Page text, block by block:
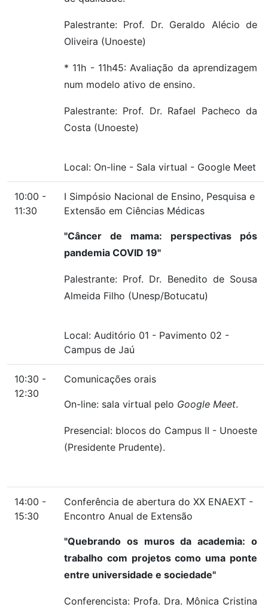
Palestrante: Prof. Dr. Geraldo Alécio de
Oliveira (Unoeste)
* 11h - 11h45: Avaliação da aprendizagem
num modelo ativo de ensino.
Palestrante: Prof. Dr. Rafael Pacheco da
Costa (Unoeste)
Local: On-line - Sala virtual - Google Meet
10:00 -
11:30
I Simpósio Nacional de Ensino, Pesquisa e
Extensão em Ciências Médicas
"Câncer de mama: perspectivas pós
pandemia COVID 19"
Palestrante: Prof. Dr. Benedito de Sousa
Almeida Filho (Unesp/Botucatu)
Local: Auditório 01 - Pavimento 02 -
Campus de Jaú
10:30 -
12:30
Comunicações orais
On-line: sala virtual pelo Google Meet.
Presencial: blocos do Campus II - Unoeste
(Presidente Prudente).
14:00 -
15:30
Conferência de abertura do XX ENAEXT -
Encontro Anual de Extensão
"Quebrando os muros da academia: o
trabalho com projetos como uma ponte
entre universidade e sociedade"
Conferencista: Profa. Dra. Mônica Cristina